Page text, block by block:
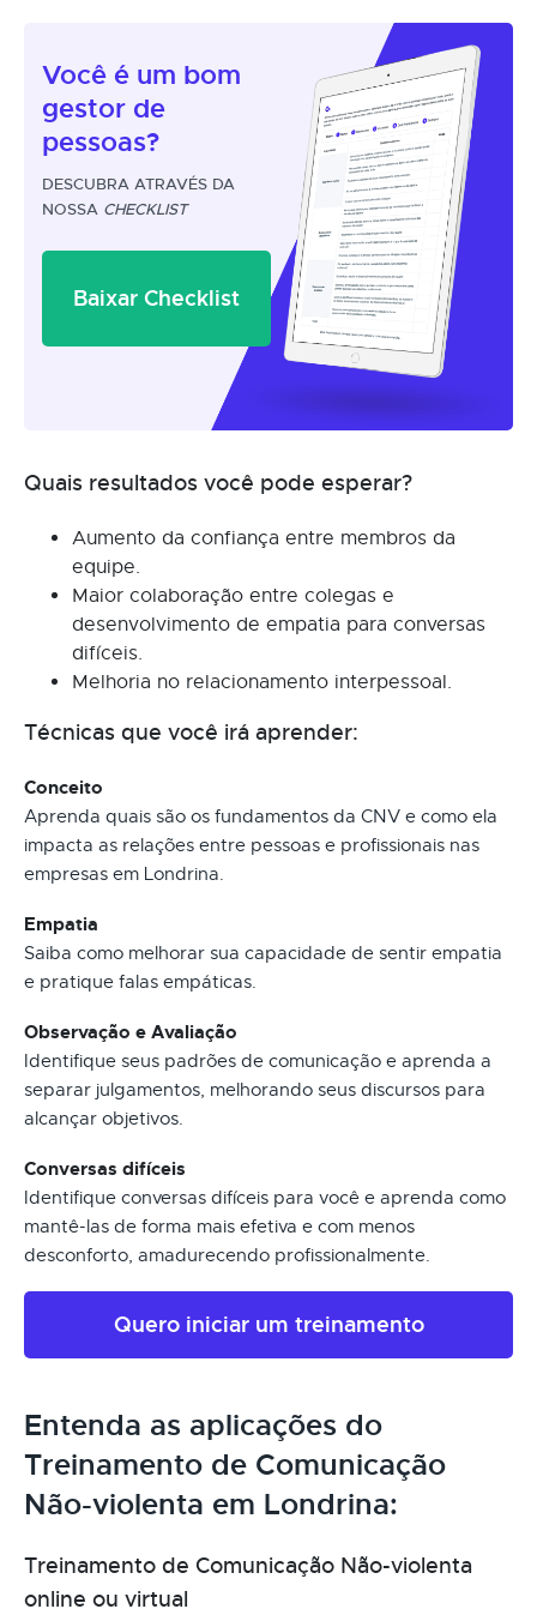
Você é um bom
gestor de
pessoas?
DESCUBRA ATRAVÉS DA
NOSSA CHECKLIST
Baixar Checklist
Quais resultados você pode esperar?
Aumento da confiança entre membros da
equipe.
Maior colaboração entre colegas e
desenvolvimento de empatia para conversas
difíceis.
Melhoria no relacionamento interpessoal.
Técnicas que você irá aprender:
Conceito
Aprenda quais são os fundamentos da CNV e como ela
impacta as relações entre pessoas e profissionais nas
empresas em Londrina.
Empatia
Saiba como melhorar sua capacidade de sentir empatia
e pratique falas empáticas.
Observação e Avaliação
Identifique seus padrões de comunicação e aprenda a
separar julgamentos, melhorando seus discursos para
alcançar objetivos.
Conversas difíceis
Identifique conversas difíceis para você e aprenda como
mantê-las de forma mais efetiva e com menos
desconforto, amadurecendo profissionalmente.
Quero iniciar um treinamento
Entenda as aplicações do
Treinamento de Comunicação
Não-violenta em Londrina:
Treinamento de Comunicação Não-violenta
online ou virtual